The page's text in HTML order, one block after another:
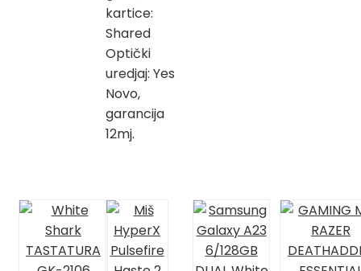
kartice:
Shared
Optički
uredjaj: Yes
Novo,
garancija
12mj.